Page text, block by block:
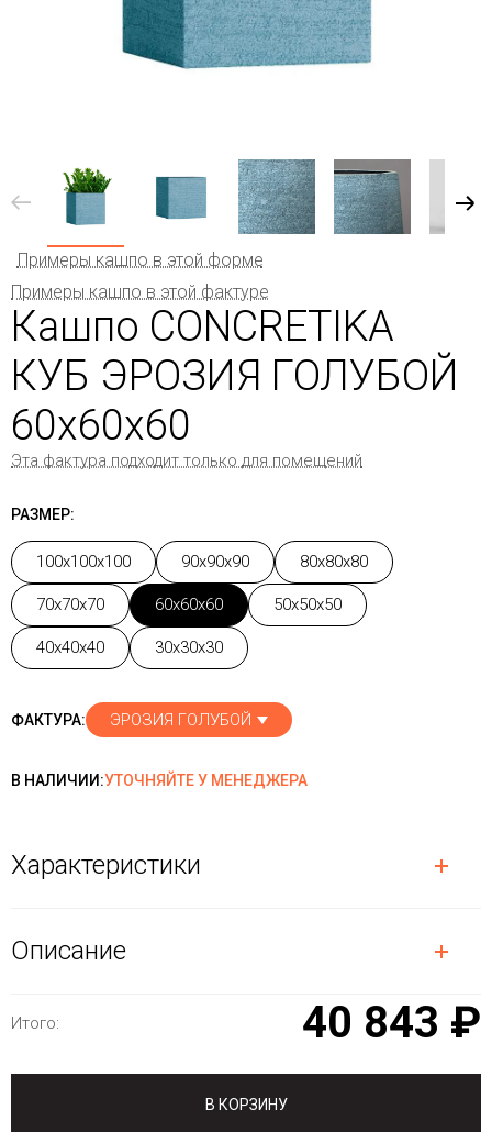
Примеры кашпо в этой форме
Примеры кашпо в этой фактуре
Кашпо CONCRETIKA
КУБ ЭРОЗИЯ ГОЛУБОЙ
60x60x60
Эта фактура подходит только для помещений
РАЗМЕР:
100x100x100 90x90x90 80x80x80
70x70x70 60x60x60 50x50x50
40x40x40 30x30x30
ФАКТУРА: ЭРОЗИЯ ГОЛУБОЙ
В НАЛИЧИИ:УТОЧНЯЙТЕ У МЕНЕДЖЕРА
Характеристики
Описание
Итого: 40 843 ₽
В КОРЗИНУ